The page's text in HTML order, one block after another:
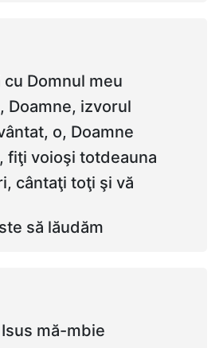
Domnul meu
Doamne, izvorul
o, Doamne
fiţi voioşi totdeauna
cântaţi toţi şi vă
să lăudăm
mă-mbie